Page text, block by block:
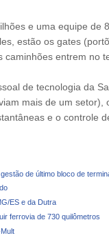
e uma equipe de
estão os gates
caminhões entrem no
de tecnologia da
mais de um
e o controle
de último bloco de
ES e da Dutra
ferrovia de 730 quilômetros